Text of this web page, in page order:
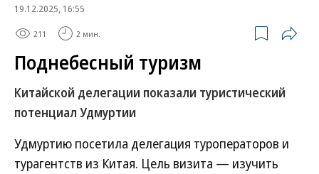
19.12.2025, 16:55
211 2 мин.
Поднебесный туризм
Китайской делегации показали туристический
потенциал Удмуртии
Удмуртию посетила делегация туроператоров и
турагентств из Китая. Цель визита — изучить